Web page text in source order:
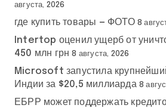
августа, 2026
где купить товары — ФОТО 8
Intertop оценил ущерб от
450 млн грн 8 августа, 2026
Microsoft запустила
Индии за $20,5 миллиарда 8
ЕБРР может поддержать